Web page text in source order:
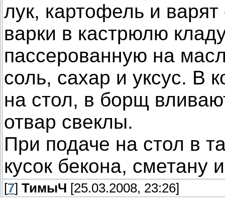
лук, картофель и
варки в кастрюлю
пассерованную на
соль, сахар и уксус. В
на стол, в борщ
отвар свеклы.
При подаче на стол в
кусок бекона, сметану
[7] ТимыЧ [25.03.2008, 23:26]